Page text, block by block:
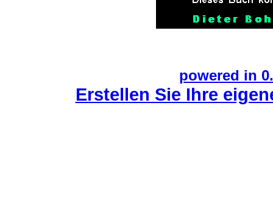
powered in
Erstellen Sie Ihre